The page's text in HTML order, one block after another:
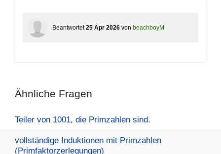
Beantwortet 25 Apr 2026 von beachboyM
Ähnliche Fragen
Teiler von 1001, die Primzahlen sind.
vollständige Induktionen mit Primzahlen
(Primfaktorzerlegungen)